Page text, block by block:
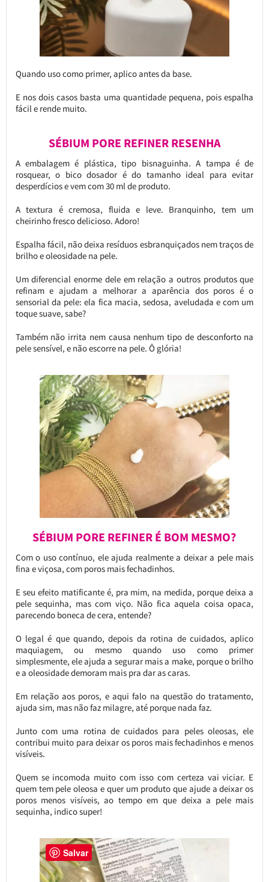
Quando uso como primer, aplico antes da base.
E nos dois casos basta uma quantidade pequena, pois espalha
fácil e rende muito.
SÉBIUM PORE REFINER RESENHA
A embalagem é plástica, tipo bisnaguinha. A tampa é de
rosquear, o bico dosador é do tamanho ideal para evitar
desperdícios e vem com 30 ml de produto.
A textura é cremosa, fluida e leve. Branquinho, tem um
cheirinho fresco delicioso. Adoro!
Espalha fácil, não deixa resíduos esbranquiçados nem traços de
brilho e oleosidade na pele.
Um diferencial enorme dele em relação a outros produtos que
refinam e ajudam a melhorar a aparência dos poros é o
sensorial da pele: ela fica macia, sedosa, aveludada e com um
toque suave, sabe?
Também não irrita nem causa nenhum tipo de desconforto na
pele sensível, e não escorre na pele. Ô glória!
SÉBIUM PORE REFINER É BOM MESMO?
Com o uso contínuo, ele ajuda realmente a deixar a pele mais
fina e viçosa, com poros mais fechadinhos.
E seu efeito matificante é, pra mim, na medida, porque deixa a
pele sequinha, mas com viço. Não fica aquela coisa opaca,
parecendo boneca de cera, entende?
O legal é que quando, depois da rotina de cuidados, aplico
maquiagem, ou mesmo quando uso como primer
simplesmente, ele ajuda a segurar mais a make, porque o brilho
e a oleosidade demoram mais pra dar as caras.
Em relação aos poros, e aqui falo na questão do tratamento,
ajuda sim, mas não faz milagre, até porque nada faz.
Junto com uma rotina de cuidados para peles oleosas, ele
contribui muito para deixar os poros mais fechadinhos e menos
visíveis.
Quem se incomoda muito com isso com certeza vai viciar. E
quem tem pele oleosa e quer um produto que ajude a deixar os
poros menos visíveis, ao tempo em que deixa a pele mais
sequinha, indico super!
Salvar